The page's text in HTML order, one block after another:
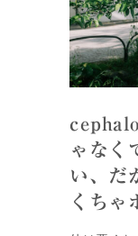
ゃなく
い、だ
くちゃ